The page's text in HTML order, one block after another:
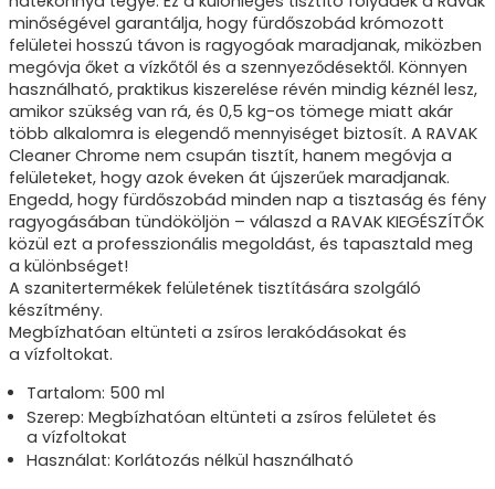
minőségével garantálja, hogy fürdőszobád krómozott
felületei hosszú távon is ragyogóak maradjanak, miközben
megóvja őket a vízkőtől és a szennyeződésektől. Könnyen
használható, praktikus kiszerelése révén mindig kéznél lesz,
amikor szükség van rá, és 0,5 kg-os tömege miatt akár
több alkalomra is elegendő mennyiséget biztosít. A RAVAK
Cleaner Chrome nem csupán tisztít, hanem megóvja a
felületeket, hogy azok éveken át újszerűek maradjanak.
Engedd, hogy fürdőszobád minden nap a tisztaság és fény
ragyogásában tündököljön – válaszd a RAVAK KIEGÉSZÍTŐK
közül ezt a professzionális megoldást, és tapasztald meg
a különbséget!
A szanitertermékek felületének tisztítására szolgáló
készítmény.
Megbízhatóan eltünteti a zsíros lerakódásokat és
a vízfoltokat.
Tartalom: 500 ml
Szerep: Megbízhatóan eltünteti a zsíros felületet és
a vízfoltokat
Használat: Korlátozás nélkül használható